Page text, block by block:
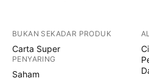
BUKAN SEKADAR PRODUK
Carta Super
PENYARING
Saham